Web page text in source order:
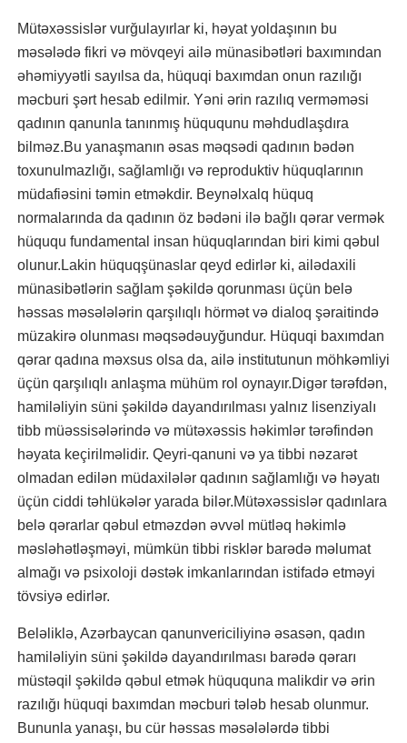
Mütəxəssislər vurğulayırlar ki, həyat yoldaşının bu
məsələdə fikri və mövqeyi ailə münasibətləri baxımından
əhəmiyyətli sayılsa da, hüquqi baxımdan onun razılığı
məcburi şərt hesab edilmir. Yəni ərin razılıq verməməsi
qadının qanunla tanınmış hüququnu məhdudlaşdıra
bilməz.Bu yanaşmanın əsas məqsədi qadının bədən
toxunulmazlığı, sağlamlığı və reproduktiv hüquqlarının
müdafiəsini təmin etməkdir. Beynəlxalq hüquq
normalarında da qadının öz bədəni ilə bağlı qərar vermək
hüququ fundamental insan hüquqlarından biri kimi qəbul
olunur.Lakin hüquqşünaslar qeyd edirlər ki, ailədaxili
münasibətlərin sağlam şəkildə qorunması üçün belə
həssas məsələlərin qarşılıqlı hörmət və dialoq şəraitində
müzakirə olunması məqsədəuyğundur. Hüquqi baxımdan
qərar qadına məxsus olsa da, ailə institutunun möhkəmliyi
üçün qarşılıqlı anlaşma mühüm rol oynayır.Digər tərəfdən,
hamiləliyin süni şəkildə dayandırılması yalnız lisenziyalı
tibb müəssisələrində və mütəxəssis həkimlər tərəfindən
həyata keçirilməlidir. Qeyri-qanuni və ya tibbi nəzarət
olmadan edilən müdaxilələr qadının sağlamlığı və həyatı
üçün ciddi təhlükələr yarada bilər.Mütəxəssislər qadınlara
belə qərarlar qəbul etməzdən əvvəl mütləq həkimlə
məsləhətləşməyi, mümkün tibbi risklər barədə məlumat
almağı və psixoloji dəstək imkanlarından istifadə etməyi
tövsiyə edirlər.
Beləliklə, Azərbaycan qanunvericiliyinə əsasən, qadın
hamiləliyin süni şəkildə dayandırılması barədə qərarı
müstəqil şəkildə qəbul etmək hüququna malikdir və ərin
razılığı hüquqi baxımdan məcburi tələb hesab olunmur.
Bununla yanaşı, bu cür həssas məsələlərdə tibbi